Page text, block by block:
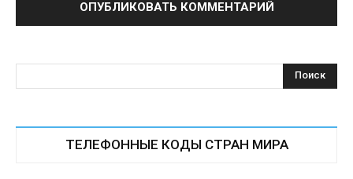
ТЕЛЕФОННЫЕ КОДЫ СТРАН МИРА